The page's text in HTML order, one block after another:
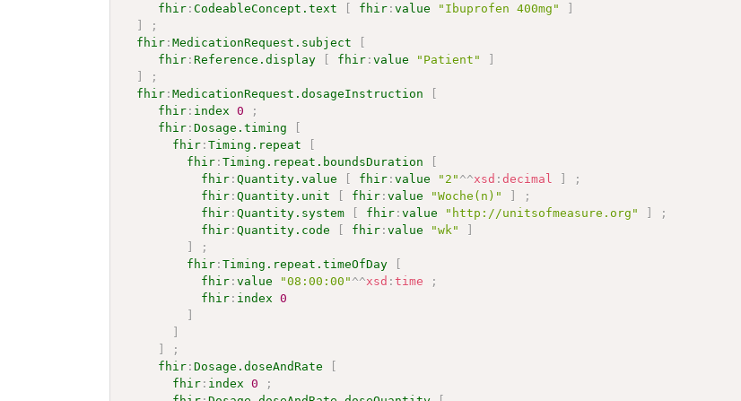
fhir :CodeableConcept.text [ fhir :value "Ibuprofen 400mg"
]
]
;
fhir :MedicationRequest.subject
[
fhir : Reference.display [ fhir :value "Patient"
]
]
;
fhir :MedicationRequest.dosageInstruction
[
fhir : index 0
;
fhir :Dosage.timing
[
fhir :Timing.repeat
[
fhir :Timing.repeat.boundsDuration
[
fhir :Quantity.value [ fhir :value "2" ^^xsd :decimal ]
;
fhir :Quantity.unit [ fhir :value "Woche(n)" ]
;
fhir :Quantity.system [ fhir :value "http://unitsofmeasure.org" ]
;
fhir :Quantity.code [ fhir :value "wk"
]
]
;
fhir :Timing.repeat.timeOfDay
[
fhir :value "08:00:00" ^^xsd :time
;
fhir : index
0
]
]
]
;
fhir :Dosage.doseAndRate
[
fhir : index 0
;